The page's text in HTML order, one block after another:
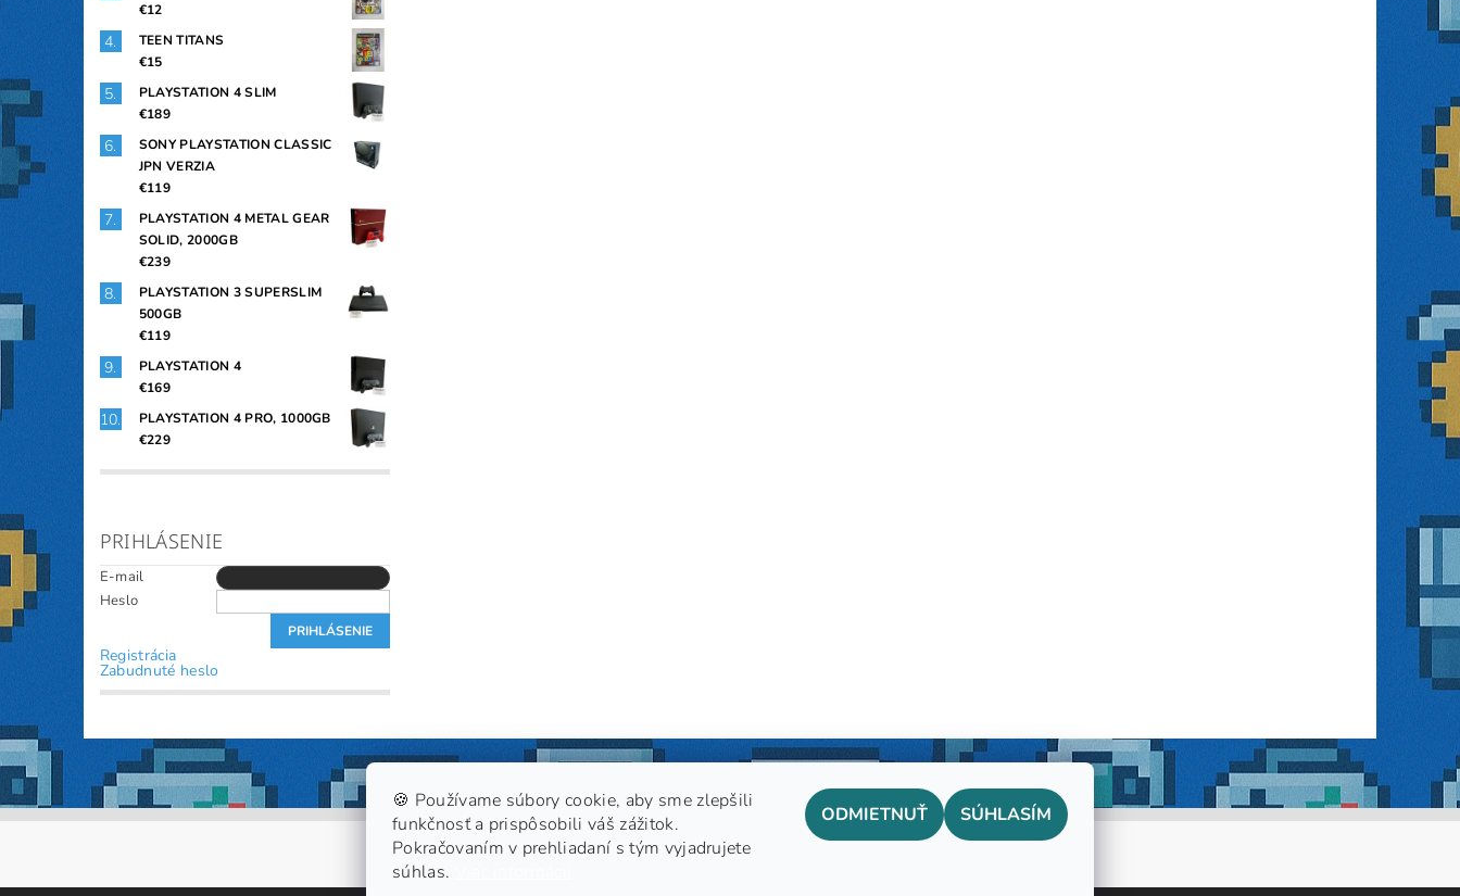
€12
TEEN TITANS
€15
PLAYSTATION 4 SLIM
€189
SONY PLAYSTATION CLASSIC
JPN VERZIA
€119
PLAYSTATION 4 METAL GEAR
SOLID, 2000GB
€239
PLAYSTATION 3 SUPERSLIM
500GB
€119
PLAYSTATION 4
€169
PLAYSTATION 4 PRO, 1000GB
€229
PRIHLÁSENIE
E-mail
Heslo
Registrácia
Zabudnuté heslo
GDPR
🍪 Používame súbory cookie, aby sme zlepšili
funkčnosť a prispôsobili váš zážitok.
Pokračovaním v prehliadaní s tým vyjadrujete
súhlas.
ODMIETNUŤ SÚHLASÍM